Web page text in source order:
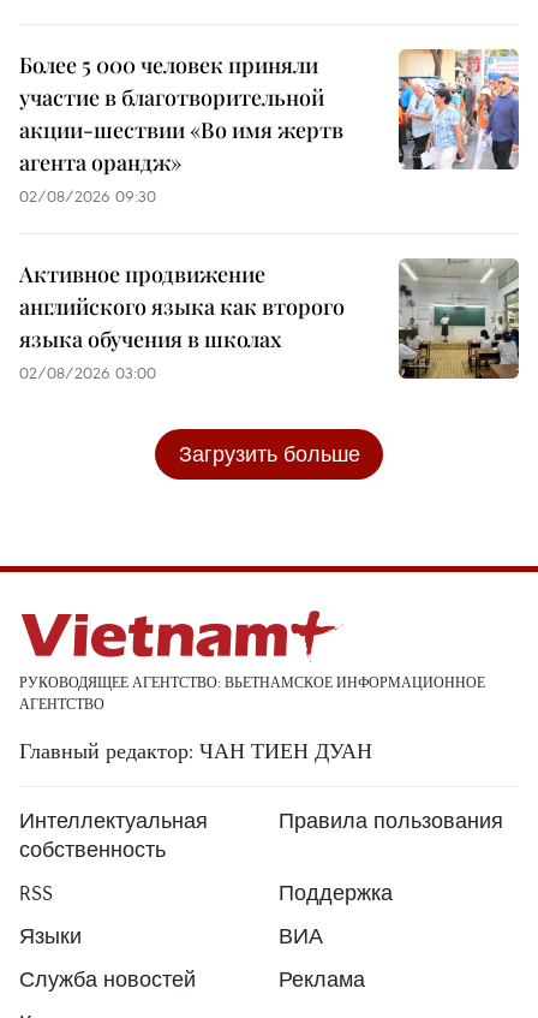
Более 5 000 человек приняли
участие в благотворительной
акции-шествии «Во имя жертв
агента орандж»
02/08/2026 09:30
Активное продвижение
английского языка как второго
языка обучения в школах
02/08/2026 03:00
Загрузить больше
РУКОВОДЯЩЕЕ АГЕНТСТВО: ВЬЕТНАМСКОЕ ИНФОРМАЦИОННОЕ
АГЕНТСТВО
Главный редактор: ЧАН ТИЕН ДУАН
Интеллектуальная
собственность
Правила пользования
RSS
Поддержка
Языки
ВИА
Служба новостей
Реклама